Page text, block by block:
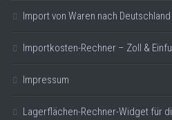
Import von Waren nach
Importkosten-Rechner – Zoll &
Impressum
Lagerflächen-Rechner-Widget für